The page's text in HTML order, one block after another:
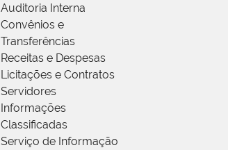
Auditoria Interna
Convênios e
Transferências
Receitas e Despesas
Licitações e Contratos
Servidores
Informações
Classificadas
Serviço de Informação